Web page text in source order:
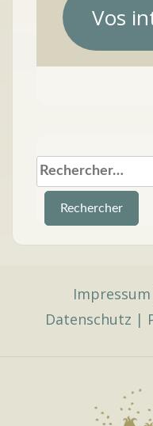
Vos
Rechercher :
Impressum
Datenschutz |